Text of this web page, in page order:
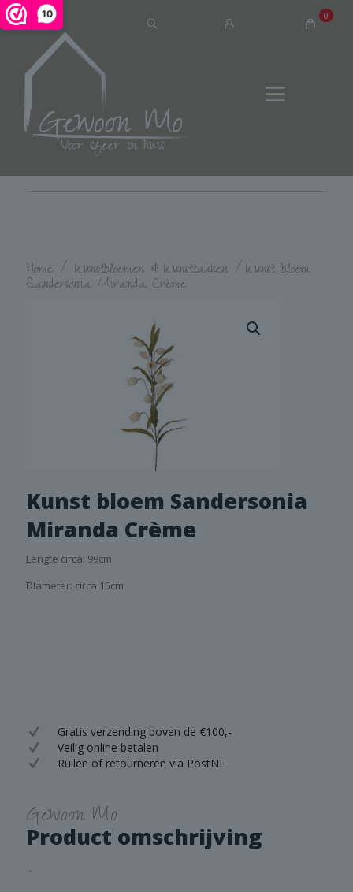
10 0
Home / Kunstbloemen & Kunsttakken /Kunst bloem
Sandersonia Miranda Crème
Kunst bloem Sandersonia
Miranda Crème
Lengte circa: 99cm
DIameter: circa 15cm
Gratis verzending boven de €100,-
Veilig online betalen
Ruilen of retourneren via PostNL
Gewoon Mo
Product omschrijving
.